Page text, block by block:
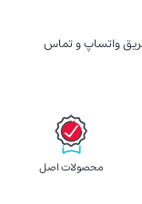
از طریق واتساپ و تماس
محصولات اصل